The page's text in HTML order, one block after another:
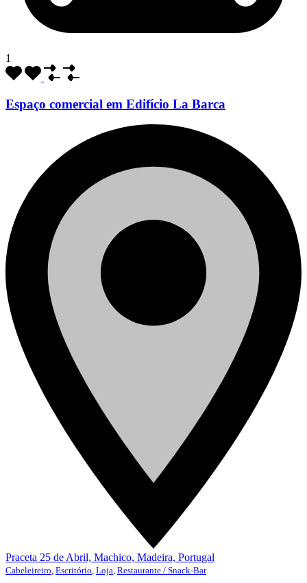
1
Espaço comercial em Edifício La Barca
Praceta 25 de Abril, Machico, Madeira, Portugal
Cabeleireiro Escritório Loja Restaurante / Snack-Bar